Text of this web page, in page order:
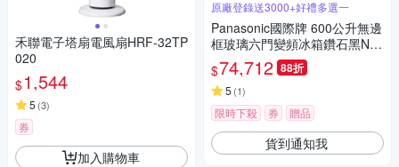
禾聯電子塔扇電風扇HRF-32TP
020
$1,544
5 (3)
券
加入購物車
原廠登錄送3000+好禮多選一
Panasonic國際牌 600公升無邊
框玻璃六門變頻冰箱鑽石黑NR-
F601WX-X1
$74,712 88折
5 (1)
限時下殺 券 贈品
貨到通知我